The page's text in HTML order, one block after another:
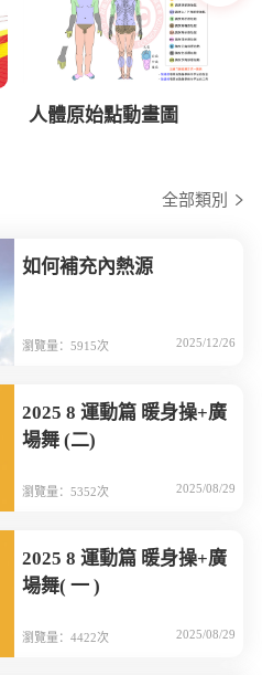
人體原始點動畫圖
全部類別
如何補充內熱源
瀏覽量：5915次 2025/12/26
2025 8 運動篇 暖身操+廣
場舞 (二)
瀏覽量：5352次 2025/08/29
2025 8 運動篇 暖身操+廣
場舞( 一 )
瀏覽量：4422次 2025/08/29